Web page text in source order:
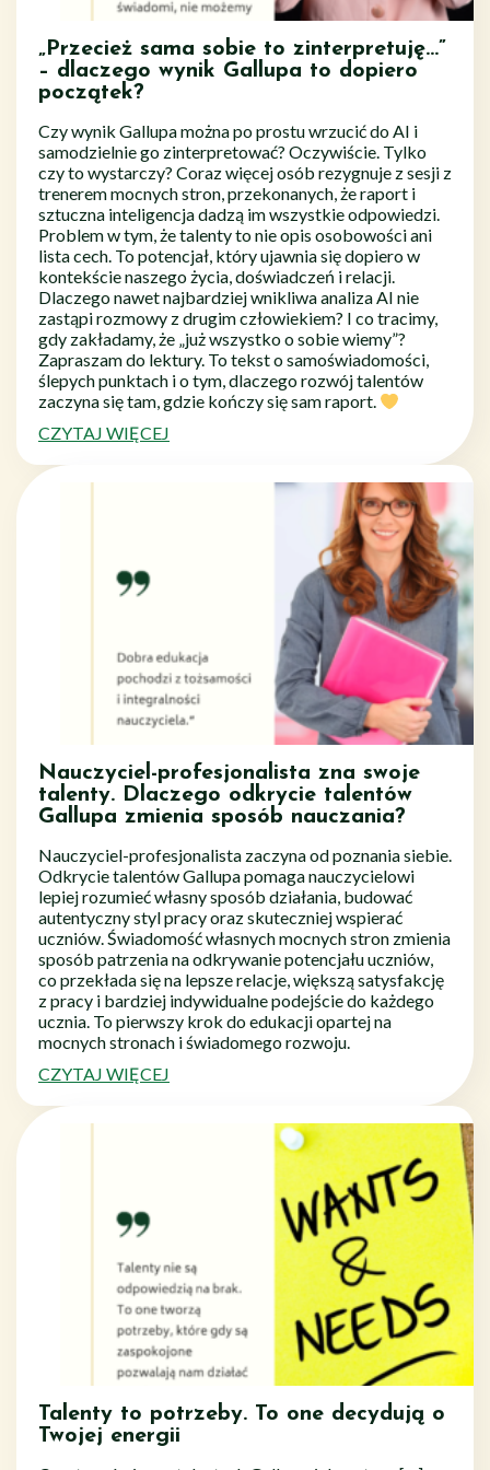
„Przecież sama sobie to zinterpretuję…”
– dlaczego wynik Gallupa to dopiero
początek?
Czy wynik Gallupa można po prostu wrzucić do AI i
samodzielnie go zinterpretować? Oczywiście. Tylko
czy to wystarczy? Coraz więcej osób rezygnuje z sesji z
trenerem mocnych stron, przekonanych, że raport i
sztuczna inteligencja dadzą im wszystkie odpowiedzi.
Problem w tym, że talenty to nie opis osobowości ani
lista cech. To potencjał, który ujawnia się dopiero w
kontekście naszego życia, doświadczeń i relacji.
Dlaczego nawet najbardziej wnikliwa analiza AI nie
zastąpi rozmowy z drugim człowiekiem? I co tracimy,
gdy zakładamy, że „już wszystko o sobie wiemy”?
Zapraszam do lektury. To tekst o samoświadomości,
ślepych punktach i o tym, dlaczego rozwój talentów
zaczyna się tam, gdzie kończy się sam raport.
CZYTAJ WIĘCEJ
Nauczyciel-profesjonalista zna swoje
talenty. Dlaczego odkrycie talentów
Gallupa zmienia sposób nauczania?
Nauczyciel-profesjonalista zaczyna od poznania siebie.
Odkrycie talentów Gallupa pomaga nauczycielowi
lepiej rozumieć własny sposób działania, budować
autentyczny styl pracy oraz skuteczniej wspierać
uczniów. Świadomość własnych mocnych stron zmienia
sposób patrzenia na odkrywanie potencjału uczniów,
co przekłada się na lepsze relacje, większą satysfakcję
z pracy i bardziej indywidualne podejście do każdego
ucznia. To pierwszy krok do edukacji opartej na
mocnych stronach i świadomego rozwoju.
CZYTAJ WIĘCEJ
Talenty to potrzeby. To one decydują o
Twojej energii